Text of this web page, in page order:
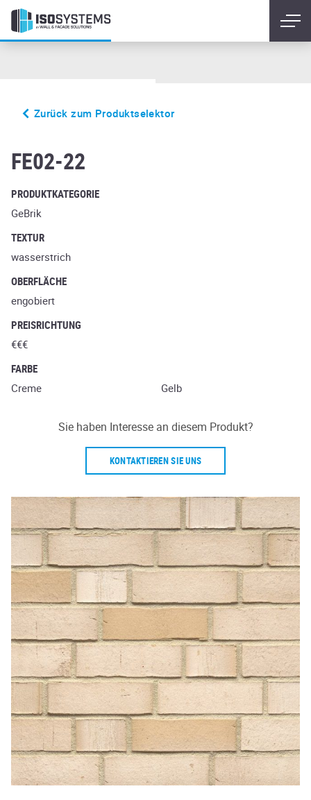
Zurück zum Produktselektor
FE02-22
PRODUKTKATEGORIE
GeBrik
TEXTUR
wasserstrich
OBERFLÄCHE
engobiert
PREISRICHTUNG
€€€
FARBE
Creme
Gelb
Sie haben Interesse an diesem Produkt?
KONTAKTIEREN SIE UNS